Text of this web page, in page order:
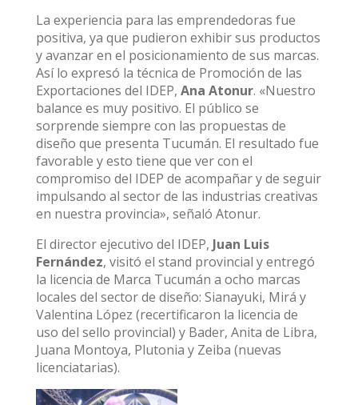
La experiencia para las emprendedoras fue
positiva, ya que pudieron exhibir sus productos
y avanzar en el posicionamiento de sus marcas.
Así lo expresó la técnica de Promoción de las
Exportaciones del IDEP,Ana Atonur. «Nuestro
balance es muy positivo. El público se
sorprende siempre con las propuestas de
diseño que presenta Tucumán. El resultado fue
favorable y esto tiene que ver con el
compromiso del IDEP de acompañar y de seguir
impulsando al sector de las industrias creativas
en nuestra provincia», señaló Atonur.
El director ejecutivo del IDEP, Juan Luis
Fernández, visitó el stand provincial y entregó
la licencia de Marca Tucumán a ocho marcas
locales del sector de diseño: Sianayuki, Mirá y
Valentina López (recertificaron la licencia de
uso del sello provincial) y Bader, Anita de Libra,
Juana Montoya, Plutonia y Zeiba (nuevas
licenciatarias).